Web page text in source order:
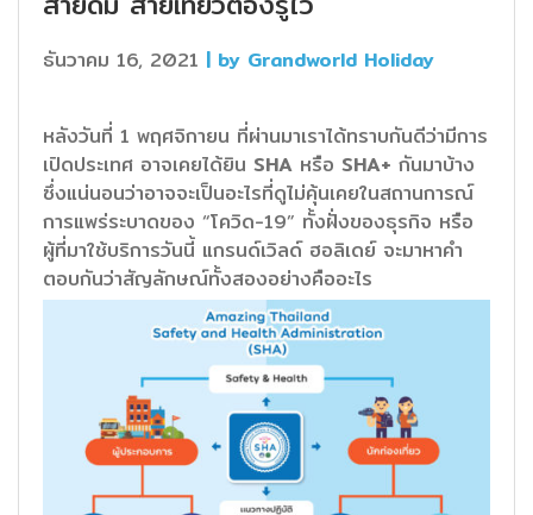
ธันวาคม 16, 2021 | by Grandworld Holiday
หลังวันที่ 1 พฤศจิกายน ที่ผ่านมาเราได้ทราบกันดีว่ามีการ
เปิดประเทศ อาจเคยได้ยิน SHA หรือ SHA+ กันมาบ้าง
ซึ่งแน่นอนว่าอาจจะเป็นอะไรที่ดูไม่คุ้นเคยในสถานการณ์
การแพร่ระบาดของ “โควิด-19” ทั้งฝั่งของธุรกิจ หรือ
ผู้ที่มาใช้บริการวันนี้ แกรนด์เวิลด์ ฮอลิเดย์ จะมาหาคำ
ตอบกันว่าสัญลักษณ์ทั้งสองอย่างคืออะไร